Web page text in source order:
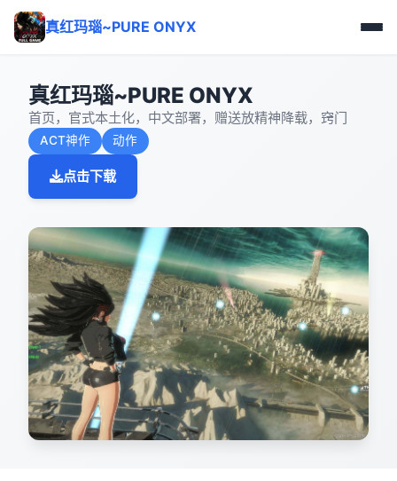
真红玛瑙~PURE ONYX
真红玛瑙~PURE ONYX
首页，官式本土化，中文部署，赠送放精神降载，窍门
ACT神作 动作
点击下载